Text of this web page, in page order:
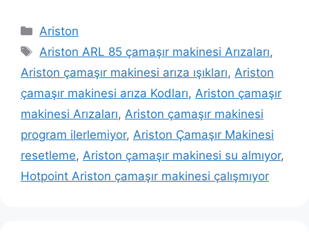
Kategoriler
Ariston
Etiketler
Ariston ARL 85 çamaşır makinesi Arızaları,
Ariston çamaşır makinesi arıza ışıkları, Ariston
çamaşır makinesi arıza Kodları, Ariston çamaşır
makinesi Arızaları, Ariston çamaşır makinesi
program ilerlemiyor, Ariston Çamaşır Makinesi
resetleme, Ariston çamaşır makinesi su almıyor,
Hotpoint Ariston çamaşır makinesi çalışmıyor